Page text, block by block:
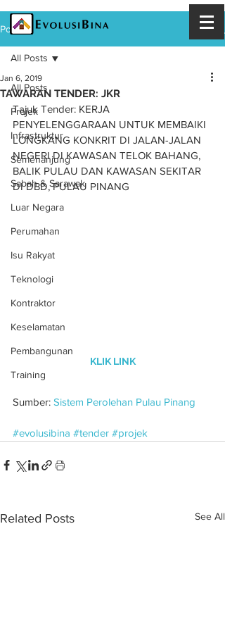
Post
All Posts
Projek
Infrastruktur
Semenanjung
Sabah & Sarawak
Luar Negara
Perumahan
Isu Rakyat
Teknologi
Kontraktor
Keselamatan
Pembangunan
Training
All Posts
TAWARAN TENDER: JKR
Jan 6, 2019
Tajuk Tender: KERJA
PENYELENGGARAAN UNTUK MEMBAIKI
LONGKANG KONKRIT DI JALAN-JALAN
NEGERI DI KAWASAN TELOK BAHANG,
BALIK PULAU DAN KAWASAN SEKITAR
DI DBD, PULAU PINANG
KLIK LINK
Sumber: Sistem Perolehan Pulau Pinang
#evolusibina #tender #projek
Related Posts See All